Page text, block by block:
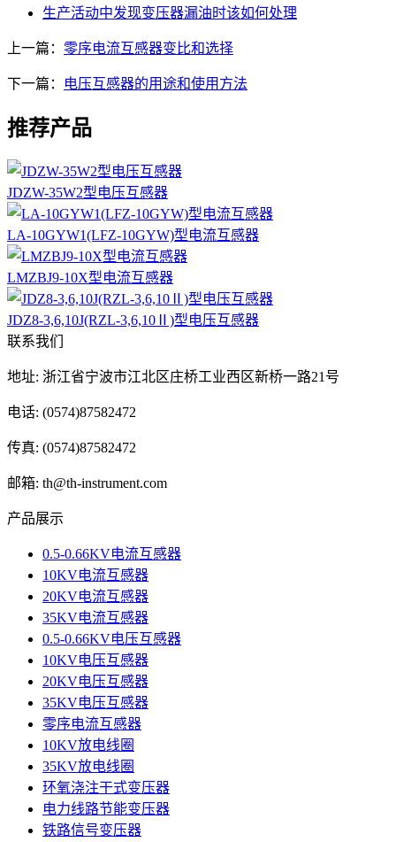
生产活动中发现变压器漏油时该如何处理
上一篇： 零序电流互感器变比和选择
下一篇： 电压互感器的用途和使用方法
推荐产品
JDZW-35W2型电压互感器
LA-10GYW1(LFZ-10GYW)型电流互感器
LMZBJ9-10X型电流互感器
JDZ8-3,6,10J(RZL-3,6,10Ⅱ)型电压互感器
联系我们
地址: 浙江省宁波市江北区庄桥工业西区新桥一路21号
电话: (0574)87582472
传真: (0574)87582472
邮箱: th@th-instrument.com
产品展示
0.5-0.66KV电流互感器
10KV电流互感器
20KV电流互感器
35KV电流互感器
0.5-0.66KV电压互感器
10KV电压互感器
20KV电压互感器
35KV电压互感器
零序电流互感器
10KV放电线圈
35KV放电线圈
环氧浇注干式变压器
电力线路节能变压器
铁路信号变压器